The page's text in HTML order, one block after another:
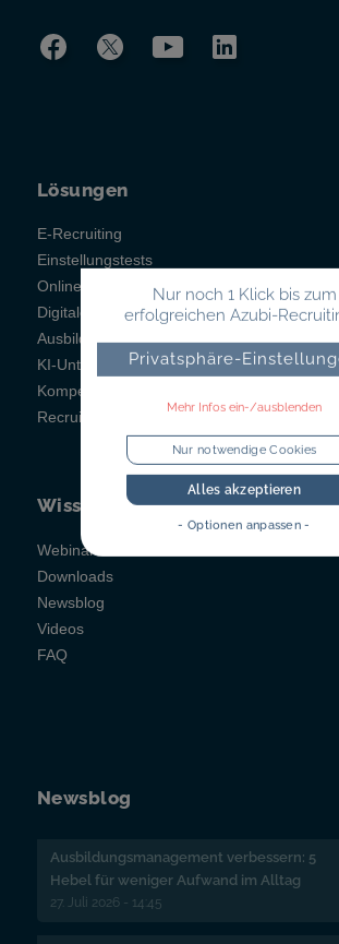
Lösungen
E-Recruiting
Einstellungstests
Online-Testsystem
Digitales Berichtsheft
Ausbildungsmanagement
KI-Unterstützung
Kompetenzfeststellung
Recruitainment
Wissen
Webinare
Downloads
Newsblog
Videos
FAQ
Newsblog
Ausbildungsmanagement verbessern: 5
Hebel für weniger Aufwand im Alltag
27. Juli 2026 - 14:45
Nur noch 1 Klick bis zum
erfolgreichen Azubi-
Privatsphäre-
Mehr Infos ein-/ausblenden
Nur notwendige Cookies
Alles akzeptieren
- Optionen anpassen -